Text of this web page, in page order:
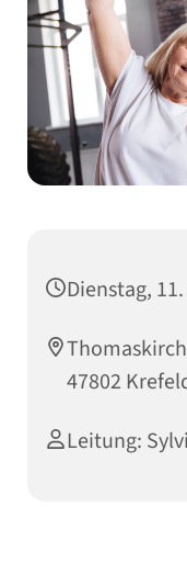
Dienstag,
47802
Leitung: